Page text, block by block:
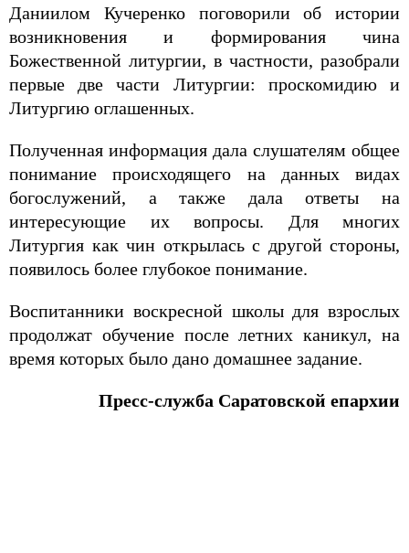
Даниилом Кучеренко поговорили об истории
возникновения и формирования чина
Божественной литургии, в частности, разобрали
первые две части Литургии: проскомидию и
Литургию оглашенных.
Полученная информация дала слушателям общее
понимание происходящего на данных видах
богослужений, а также дала ответы на
интересующие их вопросы. Для многих
Литургия как чин открылась с другой стороны,
появилось более глубокое понимание.
Воспитанники воскресной школы для взрослых
продолжат обучение после летних каникул, на
время которых было дано домашнее задание.
Пресс-служба Саратовской епархии